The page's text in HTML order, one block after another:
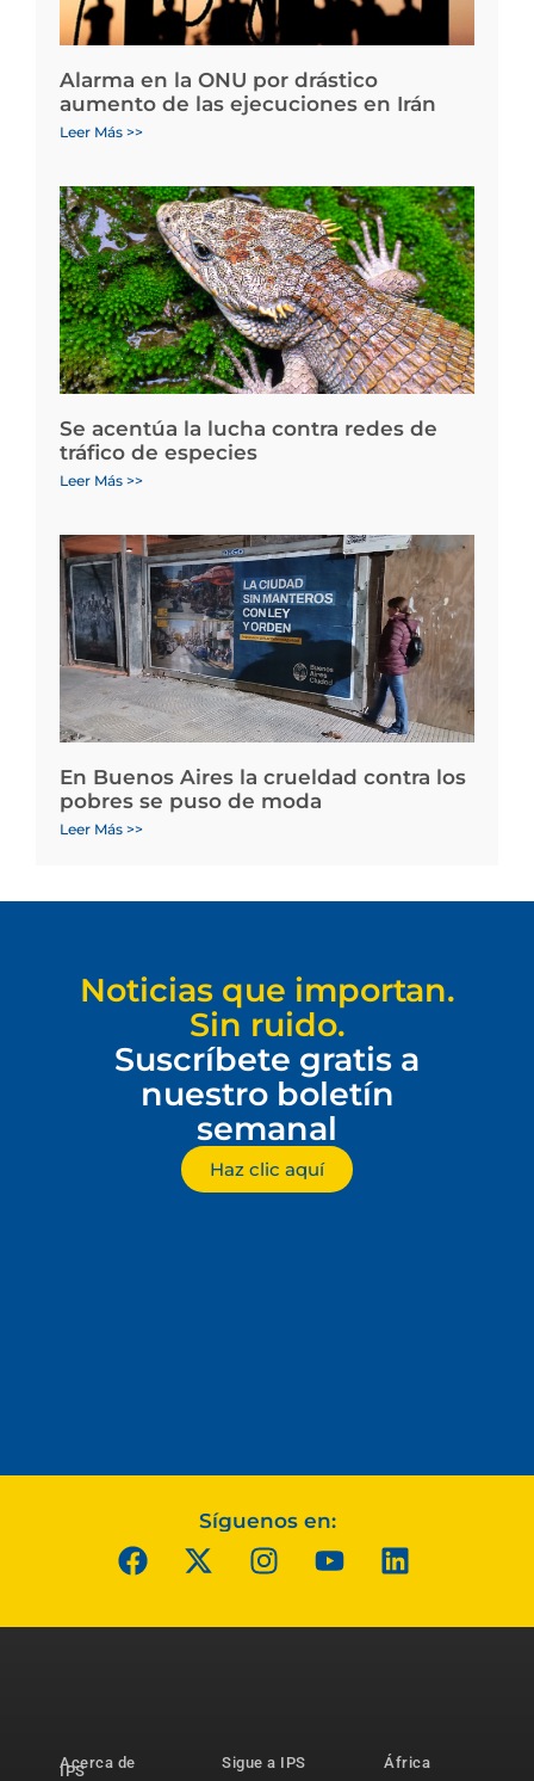
Alarma en la ONU por drástico
aumento de las ejecuciones en Irán
Leer Más >>
Se acentúa la lucha contra redes de
tráfico de especies
Leer Más >>
En Buenos Aires la crueldad contra los
pobres se puso de moda
Leer Más >>
Noticias que importan.
Sin ruido.
Suscríbete gratis a
nuestro boletín
semanal
Haz clic aquí
Síguenos en:
Acerca de
IPS
Sigue a IPS
África